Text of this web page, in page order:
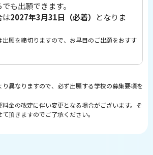
も出願できます。
は2027年3月31日（必着）
となりま
出願を締切りますので、お早目のご出願をおすす
異なりますので、必ず出願する学校の募集要項を
金の改定に伴い変更となる場合がございます。 そ
頂きますのでご了承ください。